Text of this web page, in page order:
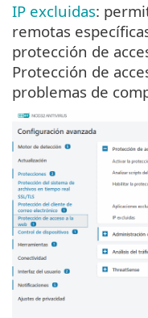
IP excluidas:
remotas
protección de
Protección de
problemas de